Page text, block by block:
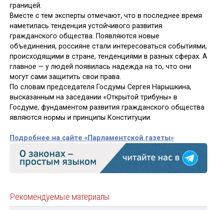
границей.
Вместе с тем эксперты отмечают, что в последнее время
наметилась тенденция устойчивого развития
гражданского общества. Появляются новые
объединения, россияне стали интересоваться событиями,
происходящими в стране, тенденциями в разных сферах. А
главное — у людей появилась надежда на то, что они
могут сами защитить свои права.
По словам председателя Госдумы Сергея Нарышкина,
высказанным на заседании «Открытой трибуны» в
Госдуме, фундаментом развития гражданского общества
являются нормы и принципы Конституции.
Подробнее на сайте «Парламентской газеты»
Рекомендуемые материалы